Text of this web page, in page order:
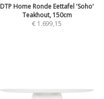
DTP Home Ronde Eettafel 'Soho'
Teakhout, 150cm
€ 1.699,15